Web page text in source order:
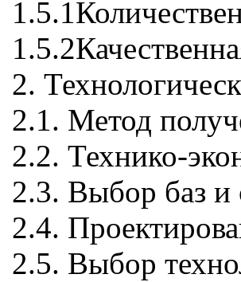
2.
2.1. Метод
2.2. Технико-
2.3. Выбор баз и
2.4.
2.5. Выбор